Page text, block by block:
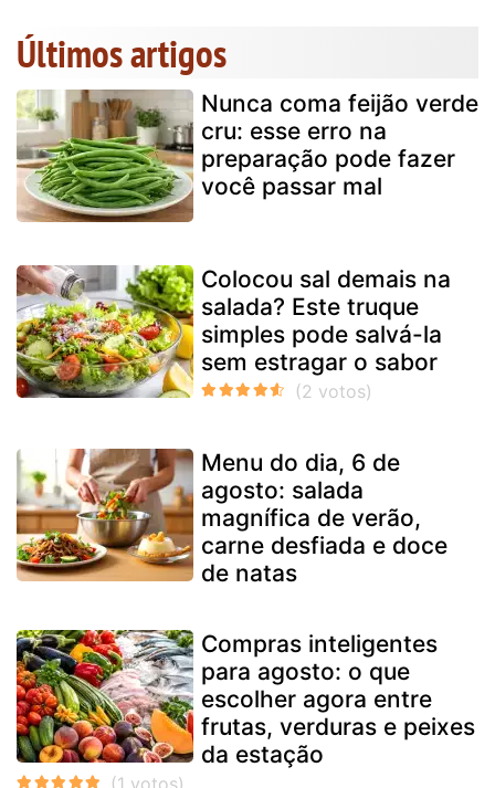
Últimos artigos
Nunca coma feijão verde
cru: esse erro na
preparação pode fazer
você passar mal
Colocou sal demais na
salada? Este truque
simples pode salvá-la
sem estragar o sabor
Menu do dia, 6 de
agosto: salada
magnífica de verão,
carne desfiada e doce
de natas
Compras inteligentes
para agosto: o que
escolher agora entre
frutas, verduras e peixes
da estação